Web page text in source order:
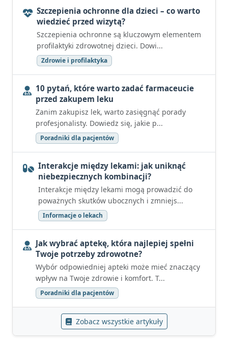
Szczepienia ochronne dla dzieci – co warto
wiedzieć przed wizytą?
Szczepienia ochronne są kluczowym elementem
profilaktyki zdrowotnej dzieci. Dowi...
Zdrowie i profilaktyka
10 pytań, które warto zadać farmaceucie
przed zakupem leku
Zanim zakupisz lek, warto zasięgnąć porady
profesjonalisty. Dowiedz się, jakie p...
Poradniki dla pacjentów
Interakcje między lekami: jak uniknąć
niebezpiecznych kombinacji?
Interakcje między lekami mogą prowadzić do
poważnych skutków ubocznych i zmniejs...
Informacje o lekach
Jak wybrać aptekę, która najlepiej spełni
Twoje potrzeby zdrowotne?
Wybór odpowiedniej apteki może mieć znaczący
wpływ na Twoje zdrowie i komfort. T...
Poradniki dla pacjentów
Zobacz wszystkie artykuły